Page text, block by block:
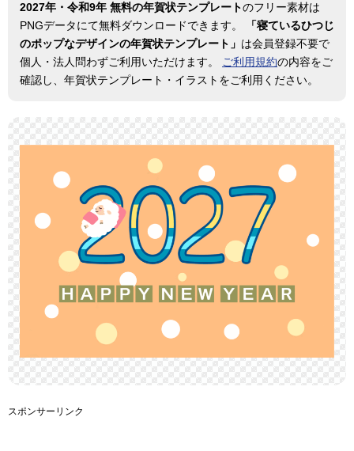
2027年・令和9年 無料の年賀状テンプレートのフリー素材は
PNGデータにて無料ダウンロードできます。
「寝ているひつじ
のポップなデザインの年賀状テンプレート」 は会員登録不要で
個人・法人問わずご利用いただけます。
ご利用規約の内容をご
確認し、年賀状テンプレート・イラストをご利用ください。
スポンサーリンク